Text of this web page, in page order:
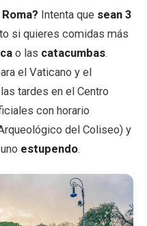
Intenta que sean 3
si quieres comidas más
o las catacumbas.
el Vaticano y el
tardes en el Centro
con horario
del Coliseo) y
estupendo.